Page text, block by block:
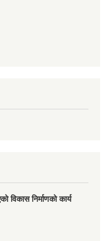
निर्माणको कार्य